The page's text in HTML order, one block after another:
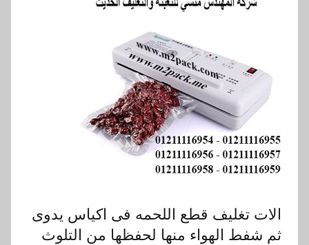
الات تغليف قطع اللحمه فى اكياس يدوى
ثم شفط الهواء منها لحفظها من التلوث